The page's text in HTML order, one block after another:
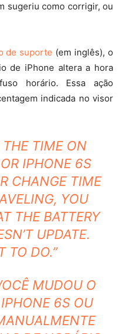
sugeriu como corrigir, ou
de suporte (em inglês), o
de iPhone altera a hora
horário. Essa ação
indicada no visor
THE TIME ON
IPHONE 6S
CHANGE TIME
YOU
THE BATTERY
UPDATE.
TO DO.”
MUDOU O
6S OU